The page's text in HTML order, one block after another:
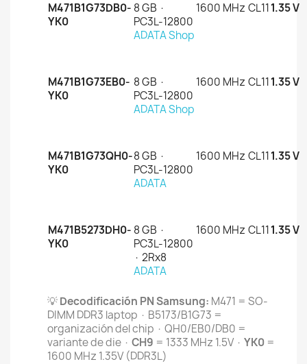
M471B1G73DB0-
YK0
8 GB ·
PC3L-12800
ADATA Shop
1600 MHz CL111.35 V
M471B1G73EB0-
YK0
8 GB ·
PC3L-12800
ADATA Shop
1600 MHz CL111.35 V
M471B1G73QH0-
YK0
8 GB ·
PC3L-12800
ADATA
1600 MHz CL111.35 V
M471B5273DH0-
YK0
8 GB ·
PC3L-12800
· 2Rx8
ADATA
1600 MHz CL111.35 V
💡Decodificación PN Samsung: M471 = SO-
DIMM DDR3 laptop · B5173/B1G73 =
organización del chip · QH0/EB0/DB0 =
variante de die · CH9 = 1333 MHz 1.5V · YK0 =
1600 MHz 1.35V (DDR3L)